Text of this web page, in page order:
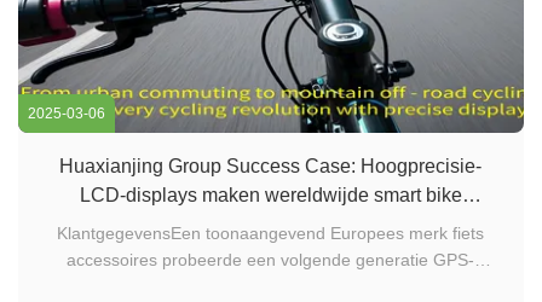
2025-03-06
Huaxianjing Group Success Case: Hoogprecisie-
LCD-displays maken wereldwijde smart bike
computer upgrade mogelijk
KlantgegevensEen toonaangevend Europees merk fiets
accessoires probeerde een volgende generatie GPS-